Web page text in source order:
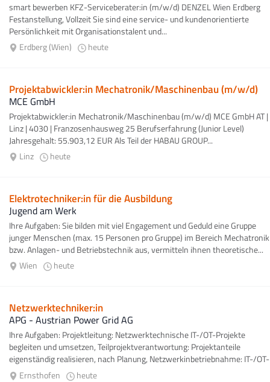
smart bewerben KFZ-Serviceberater:in (m/w/d) DENZEL Wien Erdberg
Festanstellung, Vollzeit Sie sind eine service- und kundenorientierte
Persönlichkeit mit Organisationstalent und...
Erdberg (Wien)
heute
Projektabwickler:in Mechatronik/Maschinenbau (m/w/d)
MCE GmbH
Projektabwickler:in Mechatronik/Maschinenbau (m/w/d) MCE GmbH AT |
Linz | 4030 | Franzosenhausweg 25 Berufserfahrung (Junior Level)
Jahresgehalt: 55.903,12 EUR Als Teil der HABAU GROUP...
Linz
heute
Elektrotechniker:in für die Ausbildung
Jugend am Werk
Ihre Aufgaben: Sie bilden mit viel Engagement und Geduld eine Gruppe
junger Menschen (max. 15 Personen pro Gruppe) im Bereich Mechatronik
bzw. Anlagen- und Betriebstechnik aus, vermitteln ihnen theoretische...
Wien
heute
Netzwerktechniker:in
APG - Austrian Power Grid AG
Ihre Aufgaben: Projektleitung: Netzwerktechnische IT-/OT-Projekte
begleiten und umsetzen, Teilprojektverantwortung: Projektanteile
eigenständig realisieren, nach Planung, Netzwerkinbetriebnahme: IT-/OT-
Netze...Ernsthofen heute